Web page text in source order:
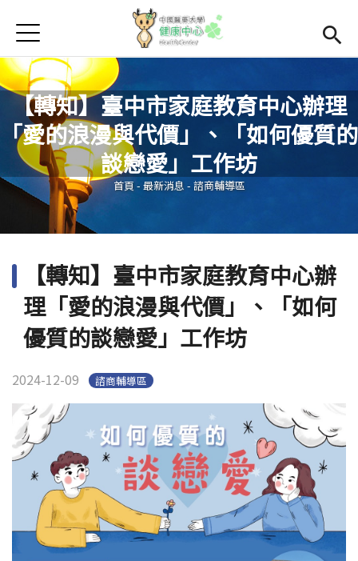
首頁
Open
學務處首頁(link is external)
Open submenu (關於我們)
關於我們
Open submenu (諮商輔導區)
諮商輔導區
Open submenu (資源教室)
資源教室
Open submenu (衛生保健區)
衛生保健區
生命教育
Jump to Navigation
Jump to Main content
【轉知】臺中市家庭教育中心辦理
「愛的浪漫與代價」、「如何優質的
談戀愛」工作坊
您在這裡
首頁- 最新消息 - 諮商輔導區
【轉知】臺中市家庭教育中心辦
理「愛的浪漫與代價」、「如何
優質的談戀愛」工作坊
2024-12-09 諮商輔導區